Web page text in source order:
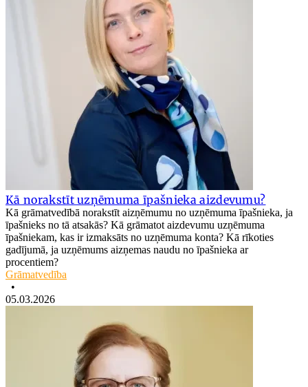
Kā norakstīt uzņēmuma īpašnieka aizdevumu?
Kā grāmatvedībā norakstīt aizņēmumu no uzņēmuma īpašnieka, ja
īpašnieks no tā atsakās? Kā grāmatot aizdevumu uzņēmuma
īpašniekam, kas ir izmaksāts no uzņēmuma konta? Kā rīkoties
gadījumā, ja uzņēmums aizņemas naudu no īpašnieka ar
procentiem?
Grāmatvedība
•
05.03.2026